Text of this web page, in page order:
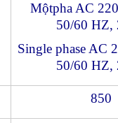
Mộtpha AC
50/60 HZ,
Single phase AC
50/60 HZ,
850